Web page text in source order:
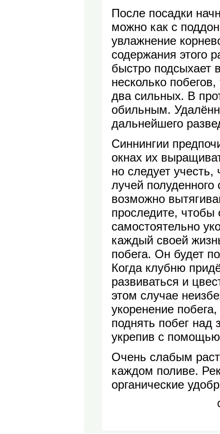
После посадки
можно как с
увлажнение
содержания этого
быстро подсыхает
несколько
два сильных. В
обильным.
дальнейшего
Синнингии
окнах их
но следует
лучей
возможно
проследите,
самостоятельно
каждый своей
побега. Он будет
Когда клубню
развиваться и
этом случае
укоренение
поднять побег над
укрепив с
Очень слабым
каждом поливе.
органические